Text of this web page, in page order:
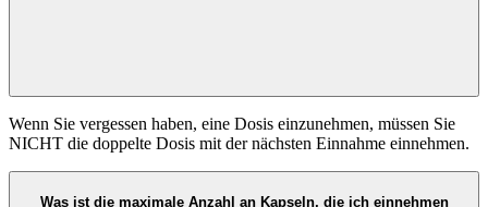
Wenn Sie vergessen haben, eine Dosis einzunehmen, müssen Sie
NICHT die doppelte Dosis mit der nächsten Einnahme einnehmen.
Was ist die maximale Anzahl an Kapseln, die ich einnehmen